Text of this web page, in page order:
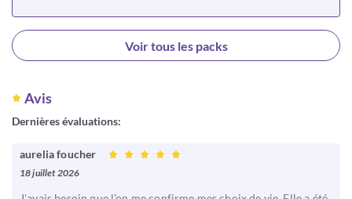
Choisir
Voir tous les packs
Avis
Dernières évaluations:
aurelia foucher
18 juillet 2026